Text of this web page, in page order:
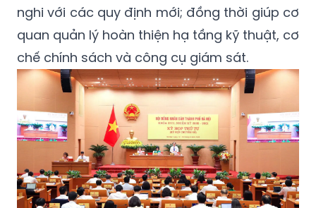
nghi với các quy định mới; đồng thời giúp cơ
quan quản lý hoàn thiện hạ tầng kỹ thuật, cơ
chế chính sách và công cụ giám sát.